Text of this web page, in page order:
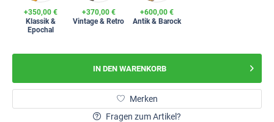
+350,00 €
Klassik &
Epochal
+370,00 €
Vintage & Retro
+600,00 €
Antik & Barock
IN DEN WARENKORB
Merken
Fragen zum Artikel?